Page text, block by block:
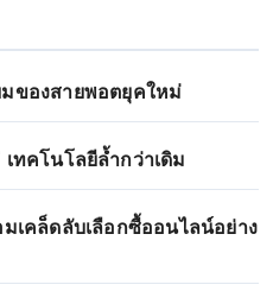
มของสายพอตยุคใหม่
ทคโนโลยีล้ำกว่าเดิม
เคล็ดลับเลือกซื้ออนไลน์อย่าง